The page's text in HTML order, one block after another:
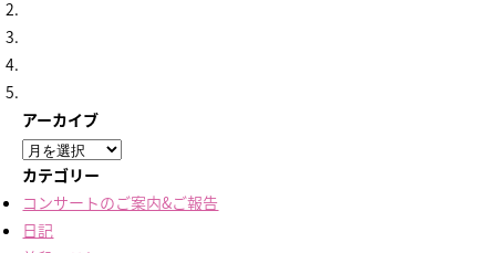
アーカイブ
ア
ー
カ
イ
カテゴリー
コンサートのご案内&ご報告
日記